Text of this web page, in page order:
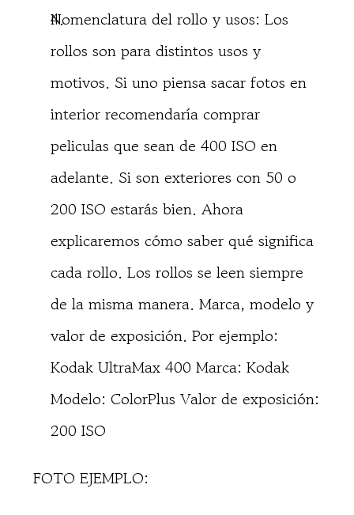
Nomenclatura del rollo y usos: Los
rollos son para distintos usos y
motivos. Si uno piensa sacar fotos en
interior recomendaría comprar
peliculas que sean de 400 ISO en
adelante. Si son exteriores con 50 o
200 ISO estarás bien. Ahora
explicaremos cómo saber qué significa
cada rollo. Los rollos se leen siempre
de la misma manera. Marca, modelo y
valor de exposición. Por ejemplo:
Kodak UltraMax 400 Marca: Kodak
Modelo: ColorPlus Valor de exposición:
200 ISO
FOTO EJEMPLO: